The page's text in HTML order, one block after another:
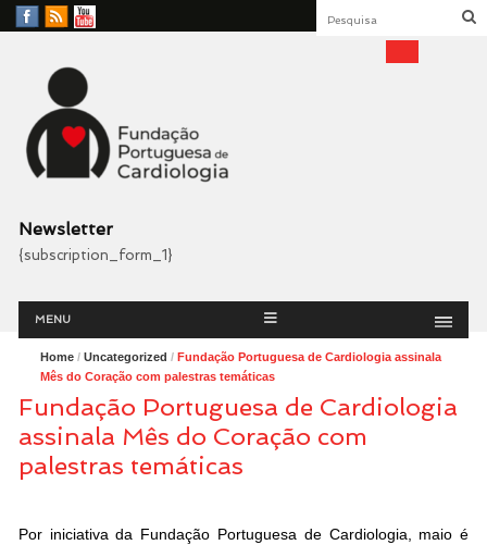
Facebook
RSS
YouTube
Fundação Portuguesa
Cardiologia
Newsletter
{subscription_form_1}
Menu
MENU
Home/ Uncategorized / Fundação Portuguesa de Cardiologia assinala
Mês do Coração com palestras temáticas
Fundação Portuguesa de Cardiologia
assinala Mês do Coração com
palestras temáticas
Por iniciativa da Fundação Portuguesa de Cardiologia, maio é